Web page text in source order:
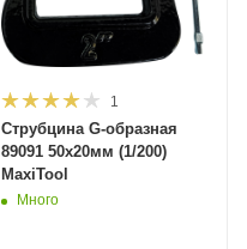
1
Струбцина G-образная
89091 50х20мм (1/200)
MaxiTool
Много